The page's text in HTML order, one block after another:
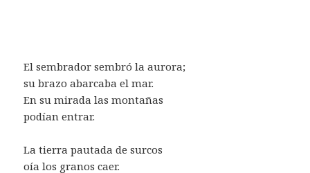
El sembrador sembró la aurora;
su brazo abarcaba el mar.
En su mirada las montañas
podían entrar.
La tierra pautada de surcos
oía los granos caer.